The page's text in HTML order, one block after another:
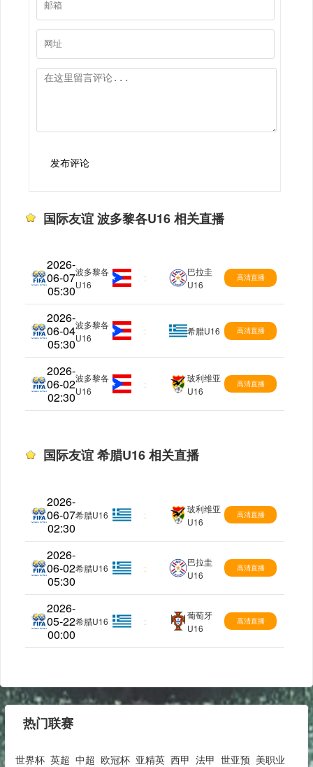
发布评论
国际友谊 波多黎各U16 相关直播
2026-
06-07
05:30
国际友谊
波多黎各
U16
:
巴拉圭
U16
高清直播
2026-
06-04
05:30
国际友谊
波多黎各
U16
: 希腊U16 高清直播
2026-
06-02
02:30
国际友谊
波多黎各
U16
:
玻利维亚
U16
高清直播
国际友谊 希腊U16 相关直播
2026-
06-07
02:30
国际友谊
希腊U16 :
玻利维亚
U16
高清直播
2026-
06-02
05:30
国际友谊
希腊U16 :
巴拉圭
U16
高清直播
2026-
05-22
00:00
国际友谊
希腊U16 :
葡萄牙
U16
高清直播
热门联赛
世界杯 英超 中超 欧冠杯 亚精英 西甲 法甲 世亚预 美职业